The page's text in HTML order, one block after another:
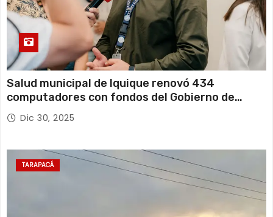
Salud municipal de Iquique renovó 434
computadores con fondos del Gobierno de
Tarapacá
Dic 30, 2025
TARAPACÁ